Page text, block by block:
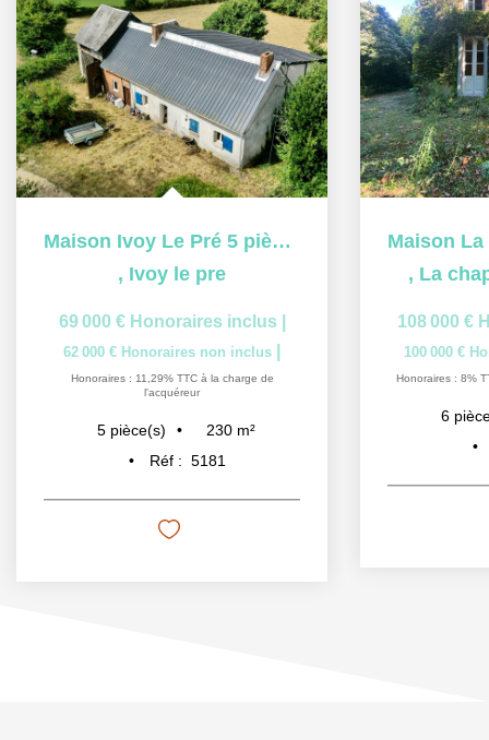
Maison Ivoy Le Pré 5 pièces
, Ivoy le pre
69 000 € Honoraires inclus
62 000 € Honoraires non inclus
Honoraires : 11,29% TTC à la charge de
l'acquéreur
5 pièce(s) 230 m²
Réf : 5181
, La
108 000 €
100 000 €
Honoraires : 8%
6